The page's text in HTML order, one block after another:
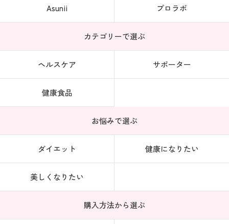
Asunii プロラボ
カテゴリーで選ぶ
ヘルスケア サポーター
健康食品
お悩みで選ぶ
ダイエット 健康になりたい
美しくなりたい
購入方法から選ぶ